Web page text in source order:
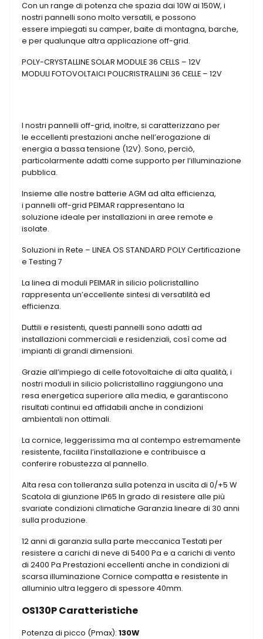
Con un range di potenza che spazia dai 10W ai 150W, i
nostri pannelli sono molto versatili, e possono
essere impiegati su camper, baite di montagna, barche,
e per qualunque altra applicazione off-grid.
POLY-CRYSTALLINE SOLAR MODULE 36 CELLS – 12V
MODULI FOTOVOLTAICI POLICRISTRALLINI 36 CELLE – 12V
I nostri pannelli off-grid, inoltre, si caratterizzano per
le eccellenti prestazioni anche nell’erogazione di
energia a bassa tensione (12V). Sono, perciò,
particolarmente adatti come supporto per l’illuminazione
pubblica.
Insieme alle nostre batterie AGM ad alta efficienza,
i pannelli off-grid PEIMAR rappresentano la
soluzione ideale per installazioni in aree remote e
isolate.
Soluzioni in Rete – LINEA OS STANDARD POLY Certificazione
e Testing 7
La linea di moduli PEIMAR in silicio policristallino
rappresenta un’eccellente sintesi di versatilità ed
efficienza.
Duttili e resistenti, questi pannelli sono adatti ad
installazioni commerciali e residenziali, così come ad
impianti di grandi dimensioni.
Grazie all’impiego di celle fotovoltaiche di alta qualità, i
nostri moduli in silicio policristallino raggiungono una
resa energetica superiore alla media, e garantiscono
risultati continui ed affidabili anche in condizioni
ambientali non ottimali.
La cornice, leggerissima ma al contempo estremamente
resistente, facilita l’installazione e contribuisce a
conferire robustezza al pannello.
Alta resa con tolleranza sulla potenza in uscita di 0/+5 W
Scatola di giunzione IP65 In grado di resistere alle più
svariate condizioni climatiche Garanzia lineare di 30 anni
sulla produzione.
12 anni di garanzia sulla parte meccanica Testati per
resistere a carichi di neve di 5400 Pa e a carichi di vento
di 2400 Pa Prestazioni eccellenti anche in condizioni di
scarsa illuminazione Cornice compatta e resistente in
alluminio ultra leggero di spessore 40mm.
OS130P Caratteristiche
Potenza di picco (Pmax): 130W